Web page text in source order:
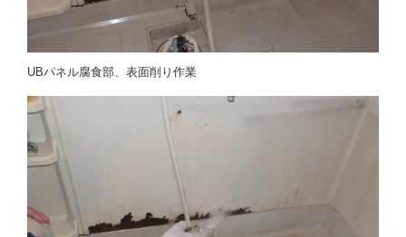
UBパネル腐食部、表面削り作業